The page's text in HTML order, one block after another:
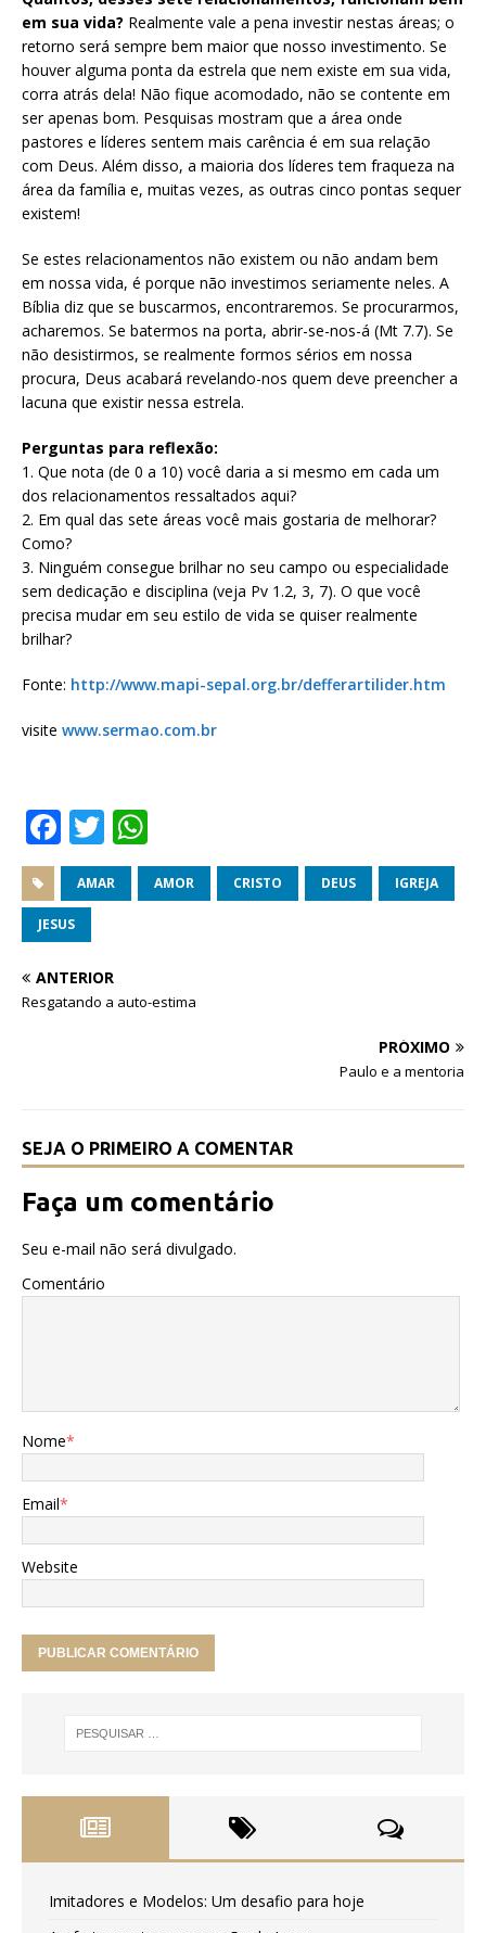
em sua vida? Realmente vale a pena investir nestas áreas; o
retorno será sempre bem maior que nosso investimento. Se
houver alguma ponta da estrela que nem existe em sua vida,
corra atrás dela! Não fique acomodado, não se contente em
ser apenas bom. Pesquisas mostram que a área onde
pastores e líderes sentem mais carência é em sua relação
com Deus. Além disso, a maioria dos líderes tem fraqueza na
área da família e, muitas vezes, as outras cinco pontas sequer
existem!
Se estes relacionamentos não existem ou não andam bem
em nossa vida, é porque não investimos seriamente neles. A
Bíblia diz que se buscarmos, encontraremos. Se procurarmos,
acharemos. Se batermos na porta, abrir-se-nos-á (Mt 7.7). Se
não desistirmos, se realmente formos sérios em nossa
procura, Deus acabará revelando-nos quem deve preencher a
lacuna que existir nessa estrela.
Perguntas para reflexão:
1. Que nota (de 0 a 10) você daria a si mesmo em cada um
dos relacionamentos ressaltados aqui?
2. Em qual das sete áreas você mais gostaria de melhorar?
Como?
3. Ninguém consegue brilhar no seu campo ou especialidade
sem dedicação e disciplina (veja Pv 1.2, 3, 7). O que você
precisa mudar em seu estilo de vida se quiser realmente
brilhar?
Fonte: http://www.mapi-sepal.org.br/defferartilider.htm
visite www.sermao.com.br
F
a
c
e
b
o
T
w
it
r
h
at
p
AMAR AMOR CRISTO DEUS IGREJA
JESUS
ANTERIOR
Resgatando a auto-estima
PRÓXIMO
Paulo e a mentoria
SEJA O PRIMEIRO A COMENTAR
Faça um comentário
Seu e-mail não será divulgado.
Comentário
Nome*
Email*
Website
Imitadores e Modelos: Um desafio para hoje